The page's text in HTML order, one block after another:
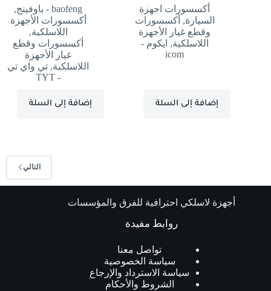
أكسسورات اجهزة
السيارة, أكسسورات
وقطع غيار الأجهزة
اللاسلكية, ايكوم -
icom
إضافة إلى السلة
baofeng - باوفينج
,
أكسسورات الأجهزة
اللاسلكية,
أكسسورات وقطع
غيار الأجهزة
اللاسلكية, تي واي تي
- TYT
إضافة إلى السلة
التالي
أجهزة لاسلكي احترافية للفرق والمؤسسات
روابط مفيدة
تواصل معنا
سياسة الخصوصية
سياسة الاسترداد والإرجاع
الشروط والأحكام